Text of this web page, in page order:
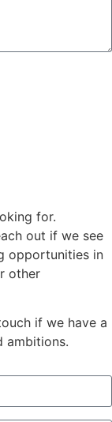
for.
out if we see
opportunities in
other
if we have a
ambitions.